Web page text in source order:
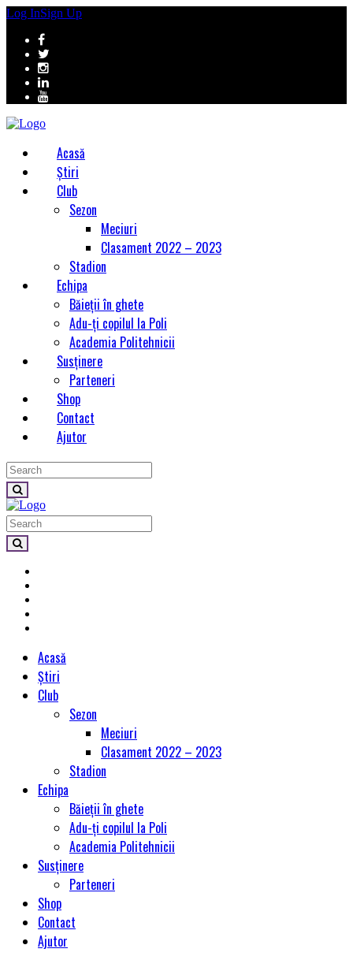
Log InSign Up
Acasă
Știri
Club
Sezon
Meciuri
Clasament 2022 – 2023
Stadion
Echipa
Băieții în ghete
Adu-ți copilul la Poli
Academia Politehnicii
Susținere
Parteneri
Shop
Contact
Ajutor
Acasă
Știri
Club
Sezon
Meciuri
Clasament 2022 – 2023
Stadion
Echipa
Băieții în ghete
Adu-ți copilul la Poli
Academia Politehnicii
Susținere
Parteneri
Shop
Contact
Ajutor